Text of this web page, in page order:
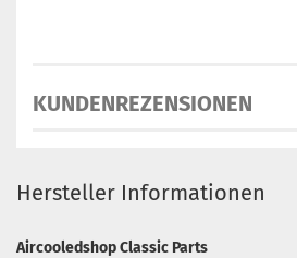
KUNDENREZENSIONEN
Hersteller Informationen
Aircooledshop Classic Parts